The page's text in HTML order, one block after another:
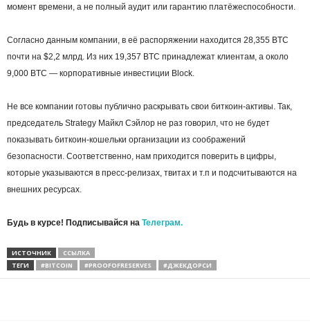
момент времени, а не полный аудит или гарантию платёжеспособности.
Согласно данным компании, в её распоряжении находится 28,355 BTC
почти на $2,2 млрд. Из них 19,357 BTC принадлежат клиентам, а около
9,000 BTC — корпоративные инвестиции Block.
Не все компании готовы публично раскрывать свои биткоин-активы. Так,
председатель Strategy Майкл Сэйлор не раз говорил, что не будет
показывать биткоин-кошельки организации из соображений
безопасности. Соответственно, нам приходится поверить в цифры,
которые указываются в пресс-релизах, твитах и т.п и подсчитываются на
внешних ресурсах.
Будь в курсе! Подписывайся на Телеграм.
ИСТОЧНИК
ССЫЛКА
ТЕГИ
#BITCOIN #PROOFOFRESERVES #ДЖЕКДОРСИ